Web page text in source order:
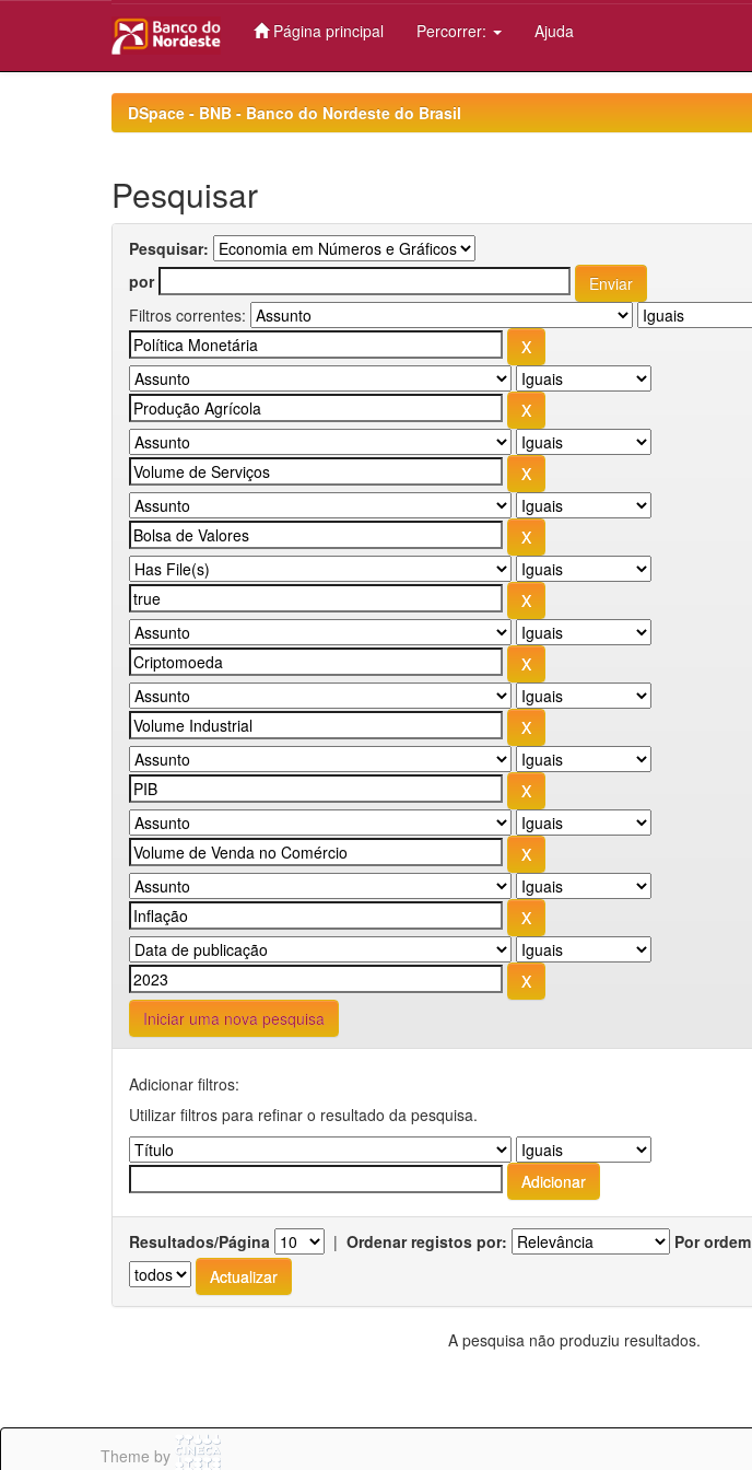
Página principal Percorrer: Ajuda
DSpace - BNB - Banco do Nordeste do Brasil
Pesquisar
Pesquisar:
por
Filtros correntes:
Iniciar uma nova pesquisa
Adicionar filtros:
Utilizar filtros para refinar o resultado da pesquisa.
Resultados/Página | Ordenar registos por: Por ordem
A pesquisa não produziu resultados.
Theme by